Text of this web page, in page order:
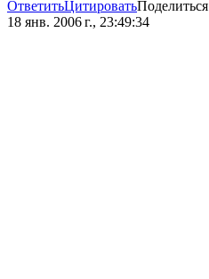
ОтветитьЦитироватьПоделиться
18 янв. 2006 г., 23:49:34